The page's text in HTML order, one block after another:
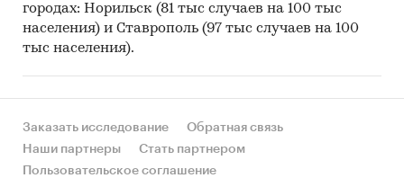
городах: Норильск (81 тыс случаев на 100 тыс
населения) и Ставрополь (97 тыс случаев на 100
тыс населения).
Заказать исследование
Обратная связь
Наши партнеры
Стать партнером
Пользовательское соглашение